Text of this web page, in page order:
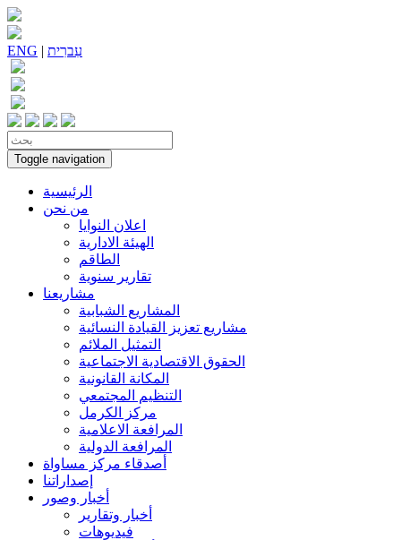
ENG | עִברִית
Toggle navigation
الرئيسية
من نحن
اعلان النوايا
الهيئة الادارية
الطاقم
تقارير سنوية
مشاريعنا
المشاريع الشبابية
مشاريع تعزيز القيادة النسائية
التمثيل الملائم
الحقوق الاقتصادية الاجتماعية
المكانة القانونية
التنظيم المجتمعي
مركز الكرمل
المرافعة الاعلامية
المرافعة الدولية
أصدقاء مركز مساواة
إصداراتنا
أخبار وصور
أخبار وتقارير
فيديوهات